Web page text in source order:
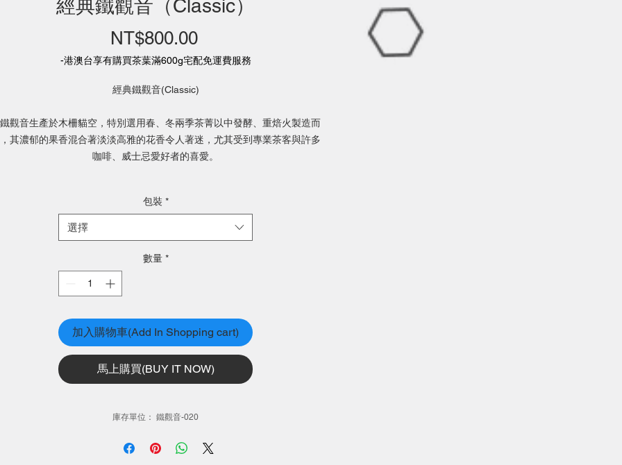
經典鐵觀音（Classic）
NT$800.00價
格
-港澳台享有購買茶葉滿600g宅配免運費服務
經典鐵觀音(Classic)
觀音生產於木柵貓空，特別選用春、冬兩季茶菁以中發酵、重焙火製造而
其濃郁的果香混合著淡淡高雅的花香令人著迷，尤其受到專業茶客與許多
咖啡、威士忌愛好者的喜愛。
烘焙程度：重烘培
35%柑橘 20%焦糖15%木質15％ 焙火10% *桂花
形狀：球型
重量：150公克±5公克
in Maokong, Mucha, this exceptional Tie Guan Yin is produced in
and winter. Medium fermented and deep roasted, this tea features a
Roasting level: Deep roasted
包裝 *
選擇
數量 *
加入購物車(Add In Shopping cart)
馬上購買(BUY IT NOW)
庫存單位： 鐵觀音-020